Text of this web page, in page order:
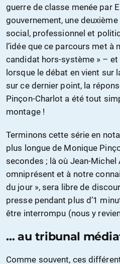
guerre de classe menée par
gouvernement, une
social, professionnel et
l’idée que ce parcours met à
candidat hors-système » –
lorsque le débat en vient sur
sur ce dernier point, la
Pinçon-Charlot a été tout
montage !
Terminons cette série en
plus longue de Monique
secondes ; là où Jean-Michel
omniprésent et à notre
du jour », sera libre de
presse pendant plus d’1
être interrompu (nous y
… au tribunal
Comme souvent, ces